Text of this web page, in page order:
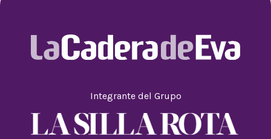
Integrante del Grupo